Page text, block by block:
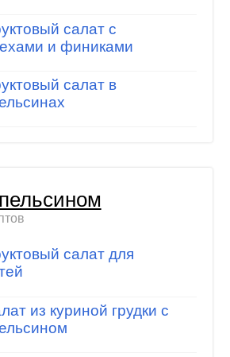
салат с
и финиками
салат в
салат для
из куриной грудки с